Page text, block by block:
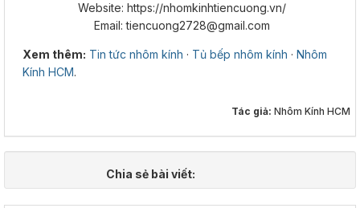
Website: https://nhomkinhtiencuong.vn/
Email: tiencuong2728@gmail.com
Xem thêm: Tin tức nhôm kính · Tủ bếp nhôm kính · Nhôm
Kính HCM.
Tác giả: Nhôm Kính HCM
Chia sẻ bài viết: